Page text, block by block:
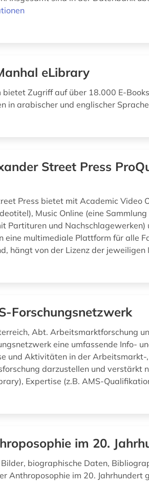
eLibrary
bietet Zugriff auf über 18.000 E-
in arabischer und englischer
Street Press
Press bietet mit Academic Video
Music Online (eine
Partituren und
eine multimediale Plattform für alle
hängt von der Lizenz der jeweiligen
Forschungsnetzwerk
Abt. Arbeitsmarktforschung
eine umfassende Info-
und Aktivitäten in der Arbeitsmarkt-
darzustellen und verstärkt
Expertise (z.B. AMS-
im 20.
biographische Daten,
Anthroposophie im 20. Jahrhundert